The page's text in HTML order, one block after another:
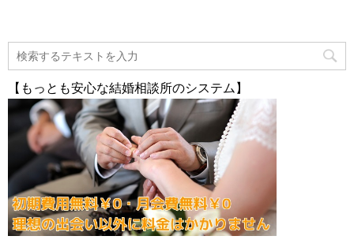
【もっとも安心な結婚相談所のシステム】